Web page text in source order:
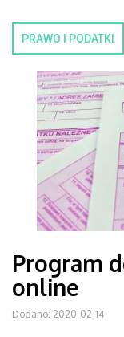
PRAWO I PODATKI
Program
online
Dodano: 2020-02-14